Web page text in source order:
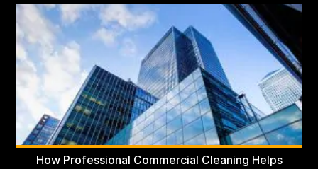
How Professional Commercial Cleaning Helps